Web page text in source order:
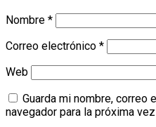
Nombre *
Correo electrónico *
Web
Guarda mi nombre,
navegador para la próxima